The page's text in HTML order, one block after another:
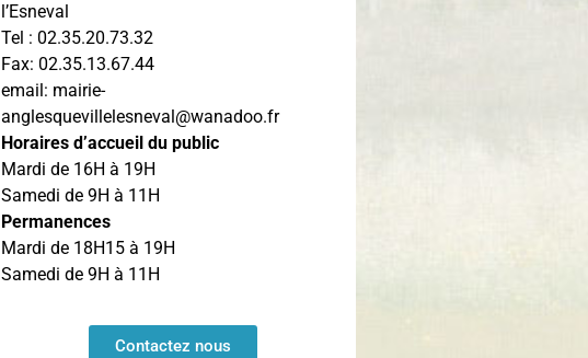
l’Esneval
Tel : 02.35.20.73.32
Fax: 02.35.13.67.44
email: mairie-
anglesquevillelesneval@wanadoo.fr
Horaires d’accueil du public
Mardi de 16H à 19H
Samedi de 9H à 11H
Permanences
Mardi de 18H15 à 19H
Samedi de 9H à 11H
Contactez nous